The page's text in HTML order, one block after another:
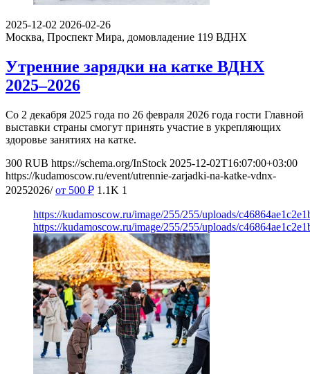
2025-12-02 2026-02-26
Москва, Проспект Мира, домовладение 119 ВДНХ
Утренние зарядки на катке ВДНХ
2025–2026
Со 2 декабря 2025 года по 26 февраля 2026 года гости Главной
выставки страны смогут принять участие в укрепляющих
здоровье занятиях на катке.
300 RUB https://schema.org/InStock 2025-12-02T16:07:00+03:00
https://kudamoscow.ru/event/utrennie-zarjadki-na-katke-vdnx-
20252026/ от 500 ₽ 1.1K 1
https://kudamoscow.ru/image/255/255/uploads/
https://kudamoscow.ru/image/255/255/uploads/